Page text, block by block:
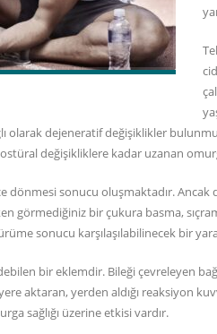
olarak dejeneratif değişiklikler
değişikliklere kadar uzanan
dönmesi sonucu oluşmaktadır.
görmediğiniz bir çukura basma,
sonucu karşılaşılabilinecek bir
bir eklemdir. Bileği çevreleyen
aktaran, yerden aldığı reaksiyon
sağlığı üzerine etkisi vardır.